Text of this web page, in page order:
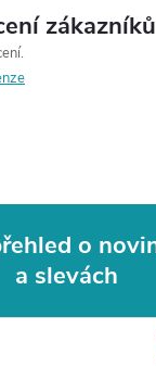
zákazníků
o
a slevách